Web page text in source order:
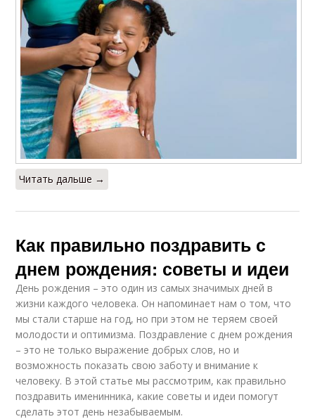
Читать дальше →
Как правильно поздравить с
днем рождения: советы и идеи
День рождения – это один из самых значимых дней в
жизни каждого человека. Он напоминает нам о том, что
мы стали старше на год, но при этом не теряем своей
молодости и оптимизма. Поздравление с днем рождения
– это не только выражение добрых слов, но и
возможность показать свою заботу и внимание к
человеку. В этой статье мы рассмотрим, как правильно
поздравить именинника, какие советы и идеи помогут
сделать этот день незабываемым.